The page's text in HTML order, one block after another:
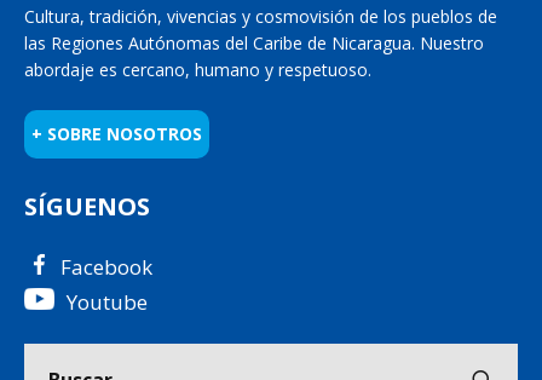
Cultura, tradición, vivencias y cosmovisión de los pueblos de
las Regiones Autónomas del Caribe de Nicaragua. Nuestro
abordaje es cercano, humano y respetuoso.
+ SOBRE NOSOTROS
SÍGUENOS
Facebook
Youtube